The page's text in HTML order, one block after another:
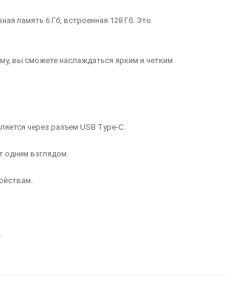
память 6 Гб, встроенная 128 Гб. Это
вы сможете наслаждаться ярким и четким
через разъем USB Type-C.
одним взглядом.